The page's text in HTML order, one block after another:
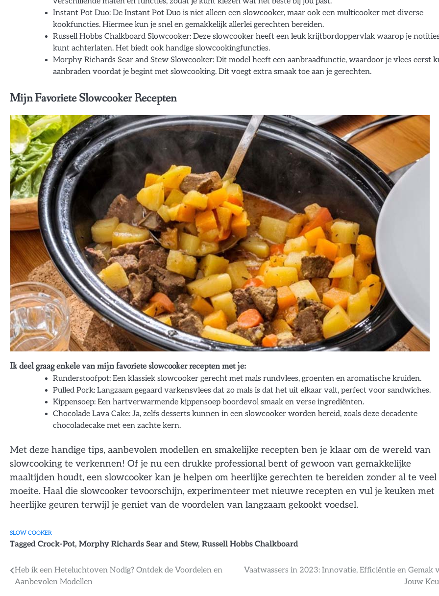
Instant Pot Duo: De Instant Pot Duo is niet alleen een slowcooker, maar ook een multicooker met diverse
kookfuncties. Hiermee kun je snel en gemakkelijk allerlei gerechten bereiden.
Russell Hobbs Chalkboard Slowcooker: Deze slowcooker heeft een leuk krijtbordoppervlak waarop je
kunt achterlaten. Het biedt ook handige slowcookingfuncties.
Morphy Richards Sear and Stew Slowcooker: Dit model heeft een aanbraadfunctie, waardoor je vlees eerst
aanbraden voordat je begint met slowcooking. Dit voegt extra smaak toe aan je gerechten.
Mijn Favoriete Slowcooker Recepten
Ik deel graag enkele van mijn favoriete slowcooker recepten met je:
Runderstoofpot: Een klassiek slowcooker gerecht met mals rundvlees, groenten en aromatische kruiden.
Pulled Pork: Langzaam gegaard varkensvlees dat zo mals is dat het uit elkaar valt, perfect voor sandwiches.
Kippensoep: Een hartverwarmende kippensoep boordevol smaak en verse ingrediënten.
Chocolade Lava Cake: Ja, zelfs desserts kunnen in een slowcooker worden bereid, zoals deze decadente
chocoladecake met een zachte kern.
Met deze handige tips, aanbevolen modellen en smakelijke recepten ben je klaar om de wereld van
slowcooking te verkennen! Of je nu een drukke professional bent of gewoon van gemakkelijke
maaltijden houdt, een slowcooker kan je helpen om heerlijke gerechten te bereiden zonder al te veel
moeite. Haal die slowcooker tevoorschijn, experimenteer met nieuwe recepten en vul je keuken met
heerlijke geuren terwijl je geniet van de voordelen van langzaam gekookt voedsel.
SLOW COOKER
Tagged Crock-Pot, Morphy Richards Sear and Stew, Russell Hobbs Chalkboard
Bericht
Heb ik een Heteluchtoven Nodig? Ontdek de Voordelen en
Aanbevolen Modellen
Vaatwassers in 2023: Innovatie, Efficiëntie en Gemak
Jouw